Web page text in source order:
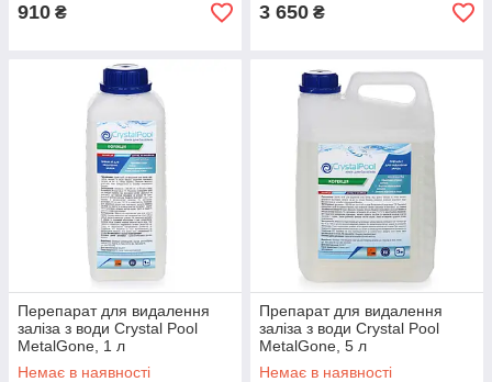
910 ₴ 3 650 ₴
Перепарат для видалення
заліза з води Crystal Pool
MetalGone, 1 л
Немає в наявності
Препарат для видалення
заліза з води Crystal Pool
MetalGone, 5 л
Немає в наявності